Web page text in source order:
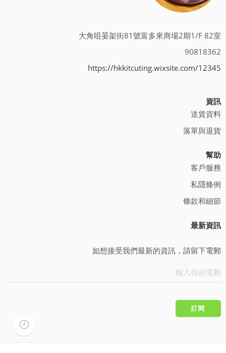
大角咀晏架街81號富多來商場2期1/F 82室
90818362
https://hkkitcuting.wixsite.com/12345
資訊
送貨資料
落單與退貨
幫助
客戶服務
私隱條例
條款和細節
最新資訊
如想接受我們最新的資訊，請留下電郵